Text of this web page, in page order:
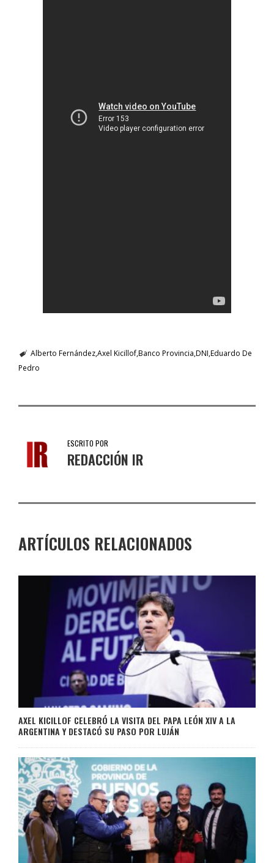
Alberto FernándezAxel KicillofBanco Provincia DNI Eduardo De
Pedro
ESCRITO POR
REDACCIÓN IR
ARTÍCULOS RELACIONADOS
AXEL KICILLOF CELEBRÓ LA VISITA DEL PAPA LEÓN XIV A LA
ARGENTINA Y DESTACÓ SU PASO POR LUJÁN